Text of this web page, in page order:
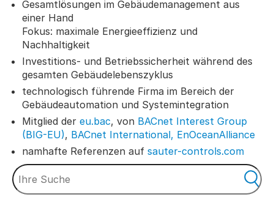
Gesamtlösungen im Gebäudemanagement aus
einer Hand
Fokus: maximale Energieeffizienz und
Nachhaltigkeit
Investitions- und Betriebssicherheit während des
gesamten Gebäudelebenszyklus
technologisch führende Firma im Bereich der
Gebäudeautomation und Systemintegration
Mitglied der eu.bac, von BACnet Interest Group
(BIG-EU), BACnet International, EnOceanAlliance
namhafte Referenzen auf sauter-controls.com